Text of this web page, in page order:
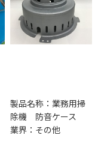
製品名称：業務用掃
除機 防音ケース
業界：その他